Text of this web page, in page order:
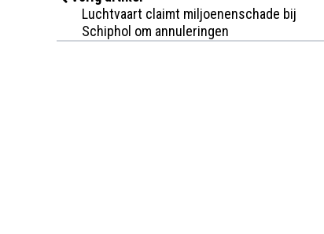
Luchtvaart claimt miljoenenschade bij
Schiphol om annuleringen